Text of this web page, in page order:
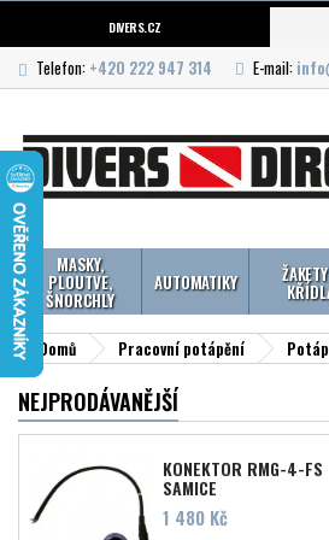
DIVERS.CZ
Telefon: +420 222 947 314 E-mail:
MASKY,
PLOUTVE,
ŠNORCHLY
AUTOMATIKY
Domů Pracovní potápění
NEJPRODÁVANĚJŠÍ
KONEKTOR RMG-4-FS
SAMICE
Cena
1 480 Kč